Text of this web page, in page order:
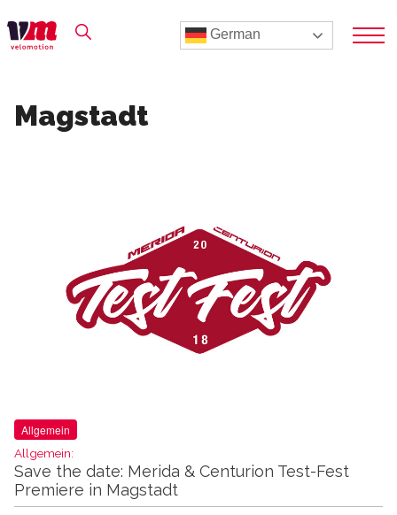
German
Magstadt
Allgemein
Allgemein:
Save the date: Merida & Centurion Test-Fest
Premiere in Magstadt